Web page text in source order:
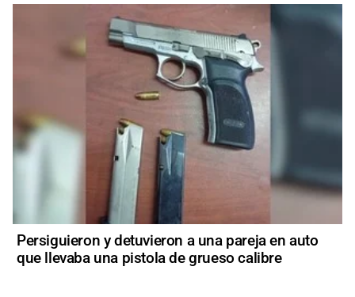
Persiguieron y detuvieron a una pareja en auto
que llevaba una pistola de grueso calibre